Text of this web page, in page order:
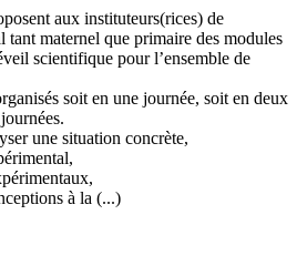
aux instituteurs(rices) de
tant maternel que primaire des modules
scientifique pour l’ensemble de
soit en une journée, soit en deux
une situation concrète,
à la (...)